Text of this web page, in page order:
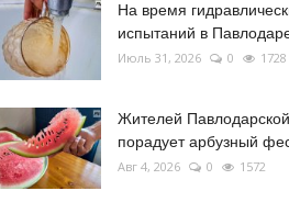
На время
испытаний в Павлодаре
Июль 31, 2026 0 1728
Жителей
порадует арбузный
Авг 4, 2026 0 1572